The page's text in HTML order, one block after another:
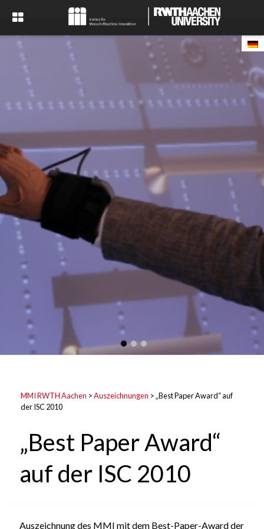
MMI RWTH Aachen >Auszeichnungen > „Best Paper Award“ auf
der ISC 2010
„Best Paper Award“
auf der ISC 2010
Auszeichnung des MMI mit dem Best-Paper-Award der